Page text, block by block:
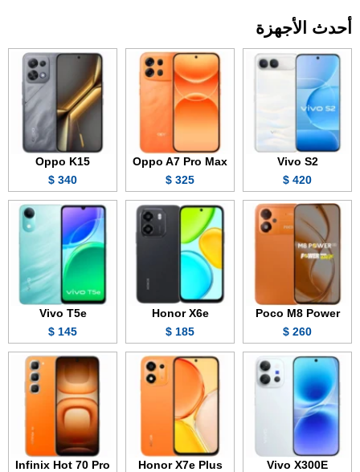
أحدث الأجهزة
Vivo S2
420 $
Oppo A7 Pro Max
325 $
Oppo K15
340 $
Poco M8 Power
260 $
Honor X6e
185 $
Vivo T5e
145 $
Vivo X300E
Honor X7e Plus
Infinix Hot 70 Pro